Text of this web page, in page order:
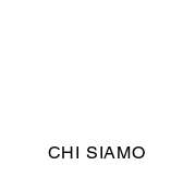
CHI SIAMO